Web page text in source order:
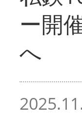
ー開
へ